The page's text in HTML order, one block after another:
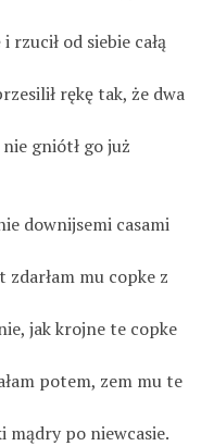
rzucił od siebie całą
rękę tak, że dwa
gniótł go już
downijsemi casami
mu copke z
jak krojne te copke
potem, zem mu te
mądry po niewcasie.